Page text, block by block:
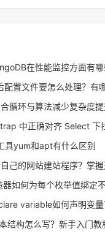
在性能监控方面有
配置文件要怎么处理？有
循环与算法减少复杂度
中正确对齐 Select 下
具yum和apt有什么区别
己的网站建站程序？掌
如何为每个枚举值绑定
variable如何声明变量
结构怎么写？新手入门教